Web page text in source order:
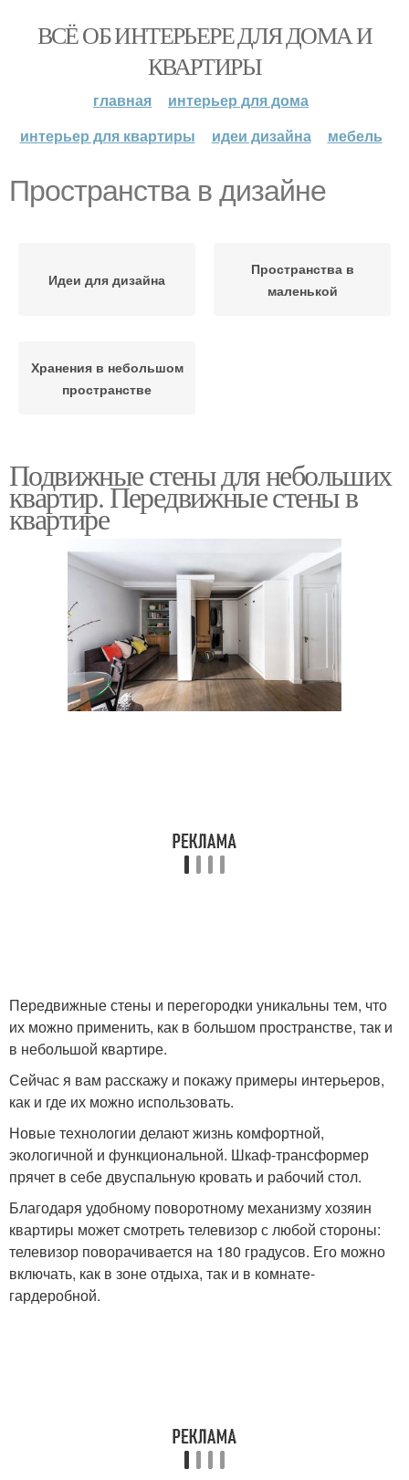
ВСЁ ОБ ИНТЕРЬЕРЕ ДЛЯ ДОМА И
КВАРТИРЫ
главная
интерьер для дома
интерьер для квартиры
идеи дизайна мебель
Пространства в дизайне
Идеи для дизайна
Пространства в
маленькой
Хранения в небольшом
пространстве
Подвижные стены для небольших
квартир. Передвижные стены в
квартире
Передвижные стены и перегородки уникальны тем, что
их можно применить, как в большом пространстве, так и
в небольшой квартире.
Сейчас я вам расскажу и покажу примеры интерьеров,
как и где их можно использовать.
Новые технологии делают жизнь комфортной,
экологичной и функциональной. Шкаф-трансформер
прячет в себе двуспальную кровать и рабочий стол.
Благодаря удобному поворотному механизму хозяин
квартиры может смотреть телевизор с любой стороны:
телевизор поворачивается на 180 градусов. Его можно
включать, как в зоне отдыха, так и в комнате-
гардеробной.